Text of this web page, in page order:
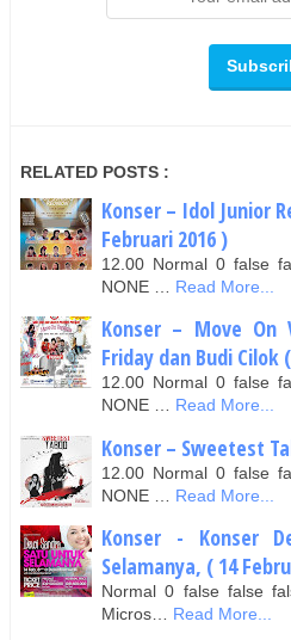
RELATED POSTS :
Konser – Idol Junior
Februari 2016 )
12.00 Normal 0 false
NONE …
Read More...
Konser – Move On
Friday dan Budi Cilok
12.00 Normal 0 false
NONE …
Read More...
Konser – Sweetest
12.00 Normal 0 false
NONE …
Read More...
Konser - Konser
Selamanya, ( 14
Normal 0 false false
Micros…
Read More...